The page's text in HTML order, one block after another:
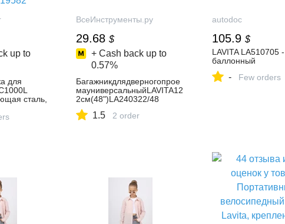
up to
для
сталь,
м –
магазине
ВсеИнструменты.ру
29.68 $
+ Cash back up to
0.57%
Багажникдлядверногопрое
мауниверсальныйLAVITA12
2см(48")LA240322/48
1.5 2 order
autodoc
105.9 $
LAVITA LA510705
баллонный
- Few orders